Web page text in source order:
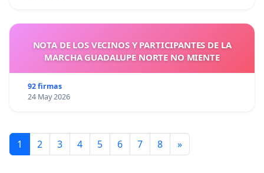
NOTA DE LOS VECINOS Y PARTICIPANTES DE LA
MARCHA GUADALUPE NORTE NO MIENTE
92 firmas
24 May 2026
1 2 3 4 5 6 7 8 »